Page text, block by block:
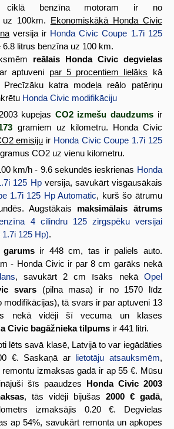
ciklā benzīna motoram ir no
uz 100km. Ekonomiskākā Honda Civic
versija ir Honda Civic Coupe 1.7i 125
6.8 litrus benzīna uz 100 km.
reālais Honda Civic degvielas
aptuveni par 5 procentiem lielāks kā
Precīzāku katra modeļa reālo patēriņu
Honda Civic modifikāciju
kupejas CO2 izmešu daudzums ir
gramiem uz kilometru. Honda Civic
emisiju ir Honda Civic Coupe 1.7i 125
CO2 uz vienu kilometru.
km/h - 9.6 sekundēs ieskrienas Honda
125 Hpversija, savukārt visgausākais
1.7i 125 Hp Automatic, kurš šo ātrumu
Augstākais maksimālais ātrums
4 cilindru 125 zirgspēku versijai
125 Hp).
ir 448 cm, tas ir paliels auto.
- Honda Civic ir par 8 cm garāks nekā
, savukārt 2 cm īsāks nekā Opel
svars (pilna masa) ir no 1570 līdz
modifikācijas), tā svars ir par aptuveni 13
nekā vidēji šī vecuma un klases
Civic bagāžnieka tilpums ir 441 litri.
lēts savā klasē, Latvijā to var iegādāties
€. Saskaņā ar lietotāju atsauksmēm,
izmaksas gadā ir ap 55 €. Mūsu
šīs paaudzes Honda Civic 2003
, tās vidēji bijušas 2000 € gadā,
izmaksājis 0.20 €. Degvielas
ap 54%, savukārt remonta un apkopes